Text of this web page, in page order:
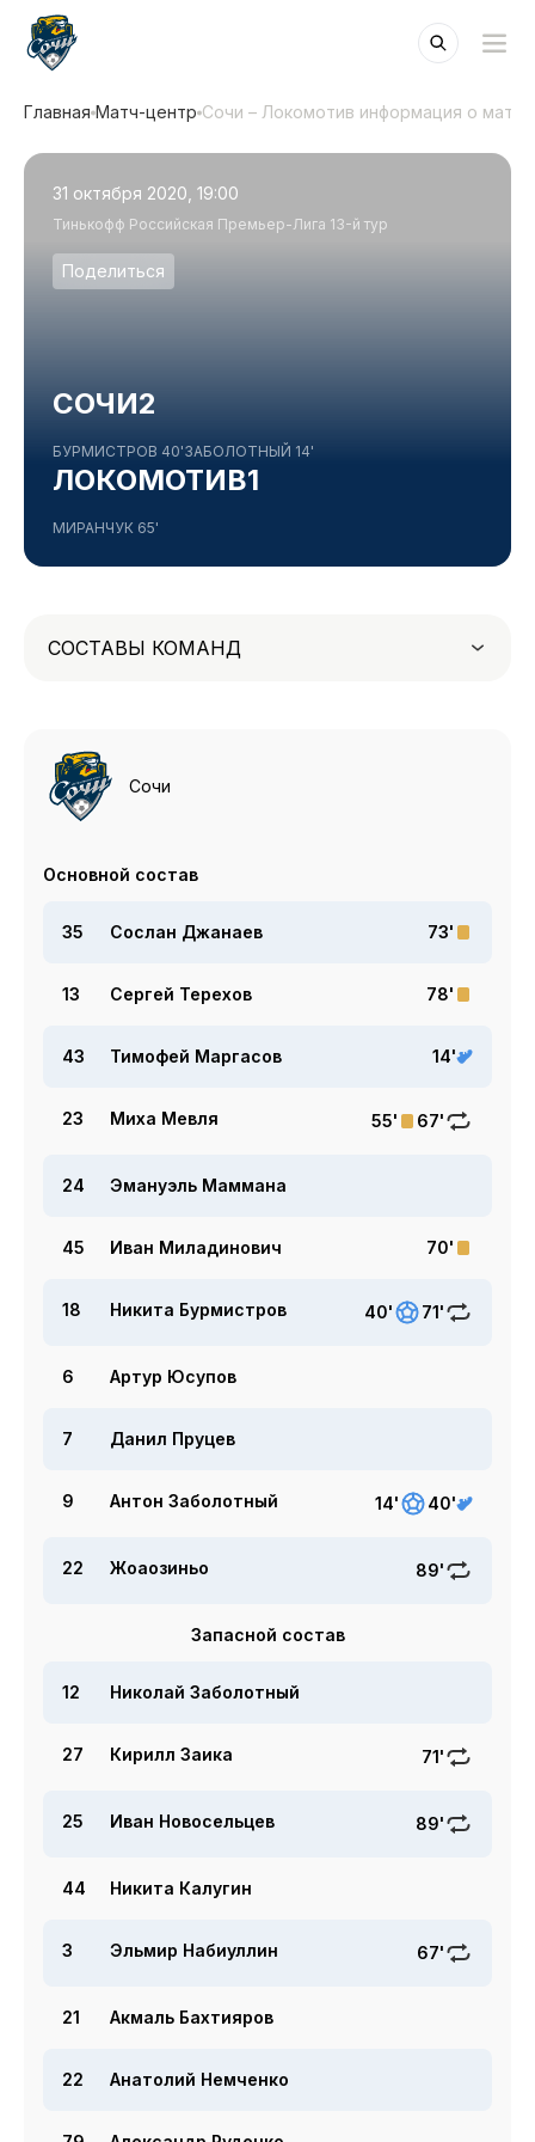
Главная Матч-центр Сочи – Локомотив информация о матче
31 октября 2020, 19:00
Тинькофф Российская Премьер-Лига 13-й тур
Поделиться
СОЧИ2
БУРМИСТРОВ 40'ЗАБОЛОТНЫЙ 14'
ЛОКОМОТИВ1
МИРАНЧУК 65'
СОСТАВЫ КОМАНД
Сочи
Основной состав
35 Сослан Джанаев 73'
13 Сергей Терехов 78'
43 Тимофей Маргасов 14'
23 Миха Мевля 55' 67'
24 Эмануэль Маммана
45 Иван Миладинович 70'
18 Никита Бурмистров 40' 71'
6 Артур Юсупов
7 Данил Пруцев
9 Антон Заболотный 14' 40'
22 Жоаозиньо 89'
Запасной состав
12 Николай Заболотный
27 Кирилл Заика 71'
25 Иван Новосельцев 89'
44 Никита Калугин
3 Эльмир Набиуллин 67'
21 Акмаль Бахтияров
22 Анатолий Немченко